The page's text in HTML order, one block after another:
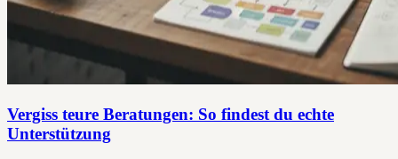
Vergiss teure Beratungen: So findest du echte
Unterstützung